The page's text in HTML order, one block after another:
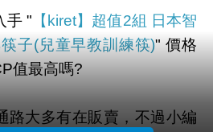
手 " 【kiret】超值2組 日本智
子(兒童早教訓練筷)" 價格
值最高嗎?
路大多有在販賣，不過小編